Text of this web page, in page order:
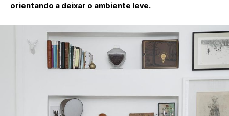
orientando a deixar o ambiente leve.